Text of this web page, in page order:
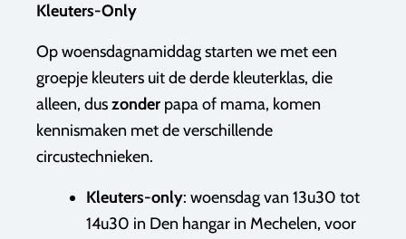
Kleuters-Only
Op woensdagnamiddag starten we met een
groepje kleuters uit de derde kleuterklas, die
alleen, duszonder papa of mama, komen
kennismaken met de verschillende
circustechnieken.
Kleuters-only: woensdag van 13u30 tot
14u30 in Den hangar in Mechelen, voor